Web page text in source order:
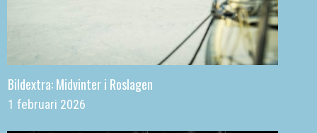
Bildextra: Midvinter i Roslagen
1 februari 2026